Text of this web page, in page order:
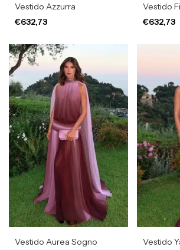
Vestido Azzurra
€632,73
Vestido
€632,73
Vestido Aurea Sogno Vestido